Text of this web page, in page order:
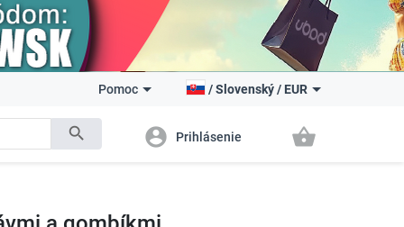
search
Pomoc /Slovenský/ EUR
account_circle Prihlásenie shopping_basket